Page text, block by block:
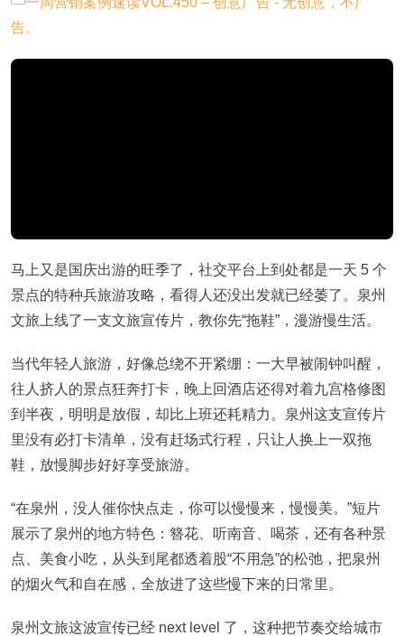
马上又是国庆出游的旺季了，社交平台上到处都是一天 5 个
景点的特种兵旅游攻略，看得人还没出发就已经萎了。泉州
文旅上线了一支文旅宣传片，教你先“拖鞋”，漫游慢生活。
当代年轻人旅游，好像总绕不开紧绷：一大早被闹钟叫醒，
往人挤人的景点狂奔打卡，晚上回酒店还得对着九宫格修图
到半夜，明明是放假，却比上班还耗精力。泉州这支宣传片
里没有必打卡清单，没有赶场式行程，只让人换上一双拖
鞋，放慢脚步好好享受旅游。
“在泉州，没人催你快点走，你可以慢慢来，慢慢美。”短片
展示了泉州的地方特色：簪花、听南音、喝茶，还有各种景
点、美食小吃，从头到尾都透着股“不用急”的松弛，把泉州
的烟火气和自在感，全放进了这些慢下来的日常里。
泉州文旅这波宣传已经 next level 了，这种把节奏交给城市